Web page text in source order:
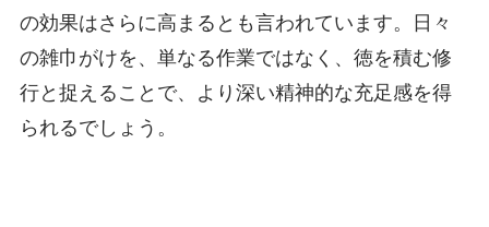
の効果はさらに高まるとも言われています。日々
の雑巾がけを、単なる作業ではなく、徳を積む修
行と捉えることで、より深い精神的な充足感を得
られるでしょう。